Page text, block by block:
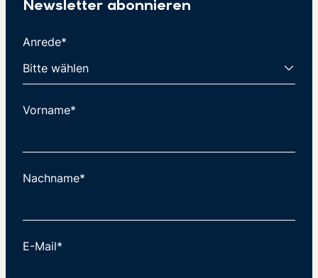
Newsletter abonnieren
Anrede*
Vorname*
Nachname*
E-Mail*